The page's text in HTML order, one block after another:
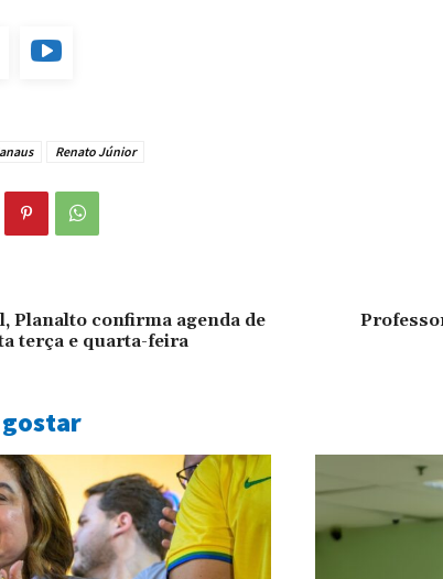
Renato Júnior
Planalto confirma agenda de
terça e quarta-feira